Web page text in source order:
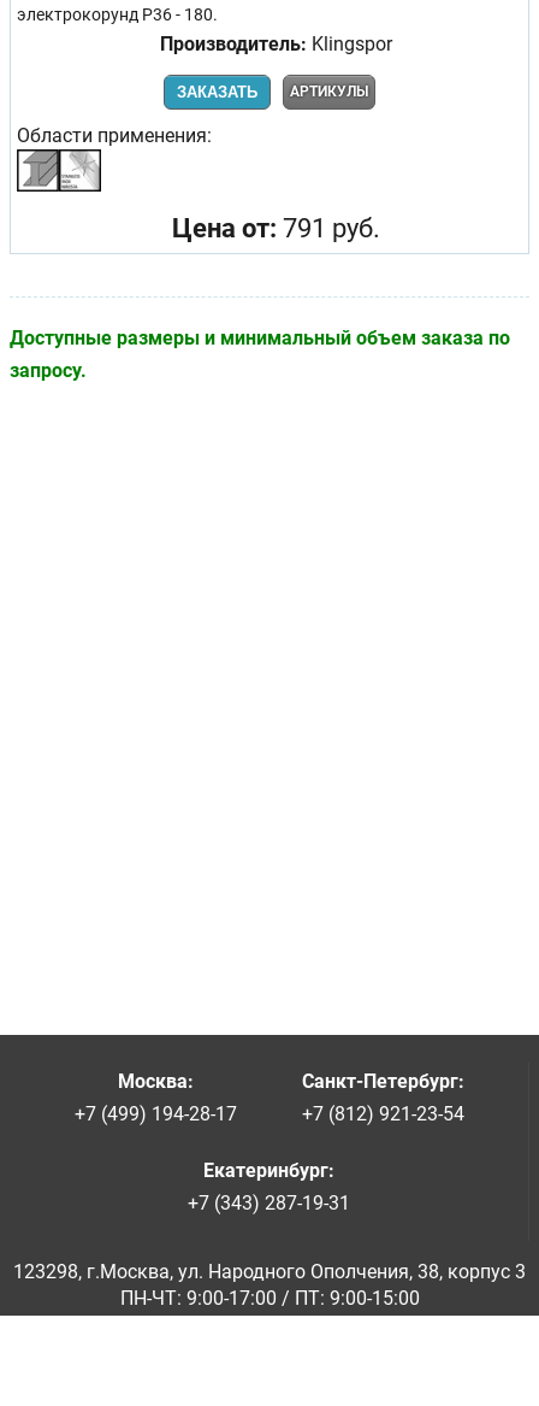
электрокорунд Р36 - 180.
Производитель: Klingspor
ЗАКАЗАТЬ АРТИКУЛЫ
Области применения:
Цена от: 791 руб.
Доступные размеры и минимальный объем заказа по
запросу.
Москва:
+7 (499) 194-28-17
Санкт-Петербург:
+7 (812) 921-23-54
Екатеринбург:
+7 (343) 287-19-31
123298, г.Москва, ул. Народного Ополчения, 38, корпус 3
ПН-ЧТ: 9:00-17:00 / ПТ: 9:00-15:00